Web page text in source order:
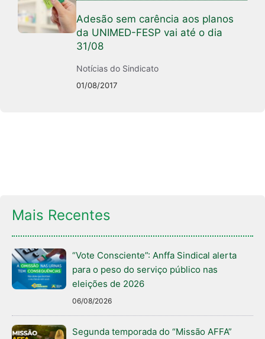
Adesão sem carência aos planos
da UNIMED-FESP vai até o dia
31/08
Notícias do Sindicato
01/08/2017
Mais Recentes
“Vote Consciente”: Anffa Sindical alerta
para o peso do serviço público nas
eleições de 2026
06/08/2026
Segunda temporada do “Missão AFFA”